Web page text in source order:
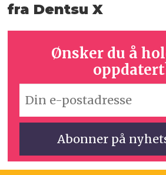
fra Dentsu X
Ønsker du å